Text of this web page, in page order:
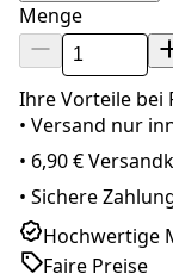
Menge
Ihre Vorteile bei
• Versand nur
• 6,90 €
• Sichere
Hochwertige
Faire Preise